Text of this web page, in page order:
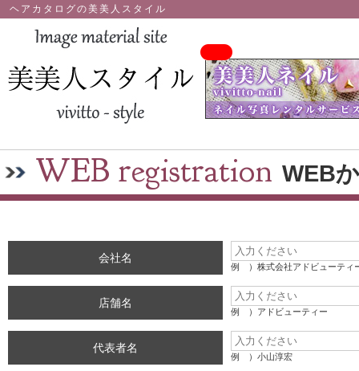
ヘアカタログの美美人スタイル
WEB registration WEB
会社名
例 ）株式会社アドビューティ
店舗名
例 ）アドビューティー
代表者名
例 ）小山淳宏